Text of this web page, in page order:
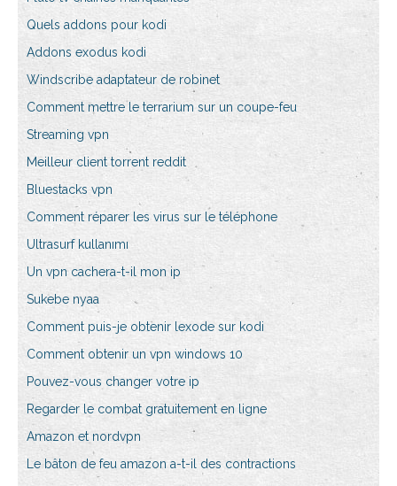
Quels addons pour kodi
Addons exodus kodi
Windscribe adaptateur de robinet
Comment mettre le terrarium sur un coupe-feu
Streaming vpn
Meilleur client torrent reddit
Bluestacks vpn
Comment réparer les virus sur le téléphone
Ultrasurf kullanımı
Un vpn cachera-t-il mon ip
Sukebe nyaa
Comment puis-je obtenir lexode sur kodi
Comment obtenir un vpn windows 10
Pouvez-vous changer votre ip
Regarder le combat gratuitement en ligne
Amazon et nordvpn
Le bâton de feu amazon a-t-il des contractions